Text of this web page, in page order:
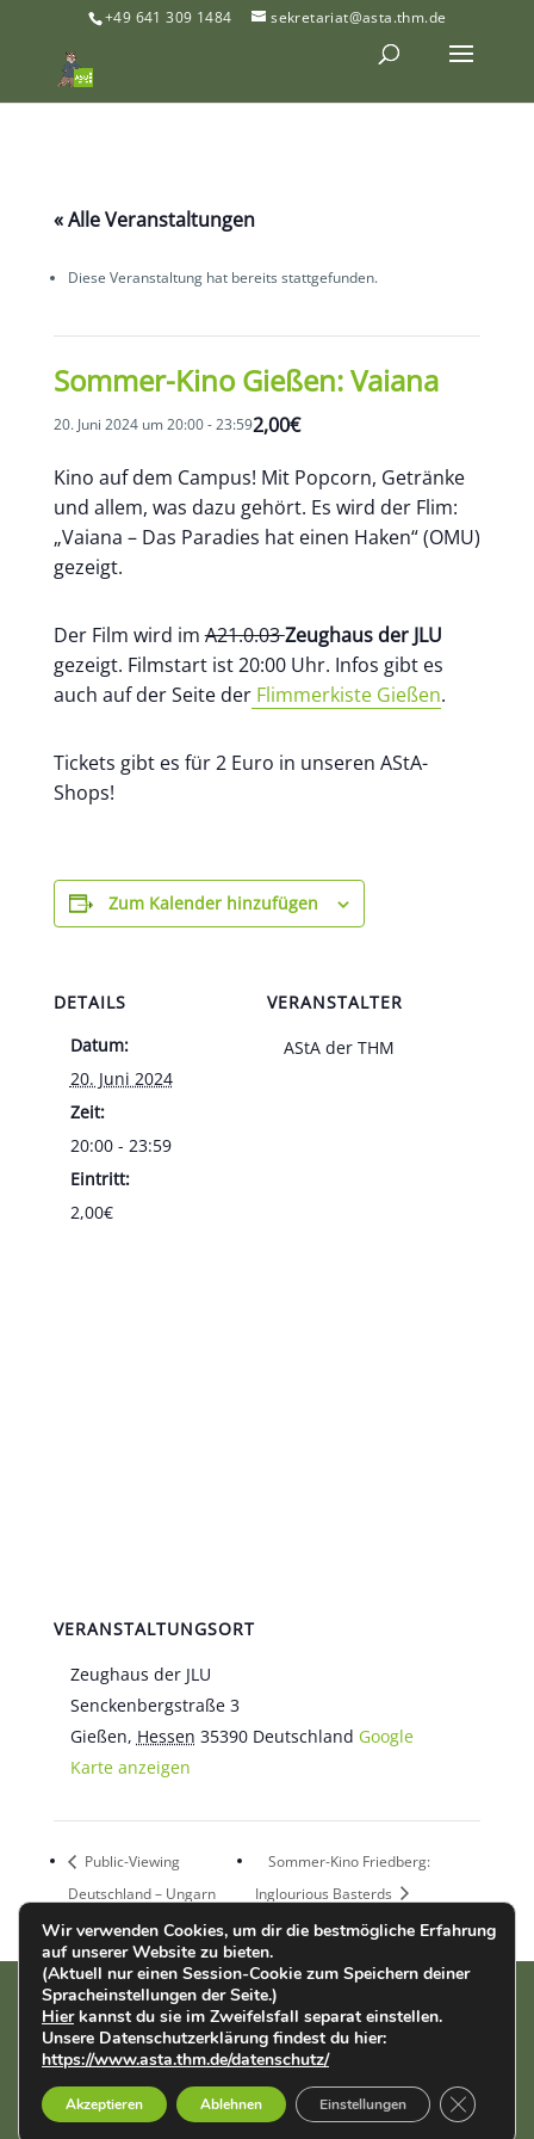
+49 641 309 1484 sekretariat@asta.thm.de
« Alle Veranstaltungen
Diese Veranstaltung hat bereits stattgefunden.
Sommer-Kino Gießen: Vaiana
20. Juni 2024 um 20:00-23:592,00€
Kino auf dem Campus! Mit Popcorn, Getränke
und allem, was dazu gehört. Es wird der Flim:
„Vaiana – Das Paradies hat einen Haken“ (OMU)
gezeigt.
Der Film wird imA21.0.03Zeughaus der JLU
gezeigt. Filmstart ist 20:00 Uhr. Infos gibt es
auch auf der Seite derFlimmerkiste Gießen.
Tickets gibt es für 2 Euro in unseren AStA-
Shops!
Zum Kalender hinzufügen
DETAILS
Datum:
20. Juni 2024
Zeit:
20:00 - 23:59
Eintritt:
2,00€
VERANSTALTER
AStA der THM
VERANSTALTUNGSORT
Zeughaus der JLU
Senckenbergstraße 3
Gießen, Hessen 35390 Deutschland Google
Karte anzeigen
Public-Viewing
Deutschland – Ungarn
Sommer-Kino Friedberg:
Inglourious Basterds
AStA der THM | Wiesenstr. 14 | 35390 Gießen |Impressum
Datenschutz
Wir verwenden Cookies, um dir die bestmögliche Erfahrung
auf unserer Website zu bieten.
(Aktuell nur einen Session-Cookie zum Speichern deiner
Spracheinstellungen der Seite.)
Hierkannst du sie im Zweifelsfall separat einstellen.
Unsere Datenschutzerklärung findest du hier:
https://www.asta.thm.de/datenschutz/
Akzeptieren Ablehnen Einstellungen GDPR
English Français Deutsch